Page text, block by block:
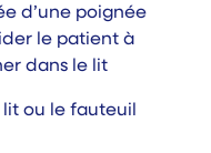
d’une poignée
le patient à
dans le lit
ou le fauteuil